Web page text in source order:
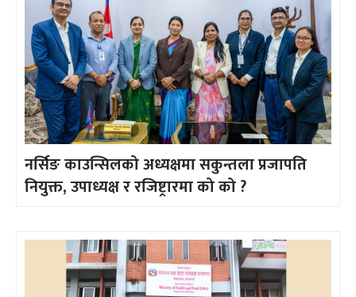
नर्सिङ काउन्सिलको अध्यक्षमा सकुन्तला प्रजापति
नियुक्त, उपाध्यक्ष र रजिष्ट्रारमा को को ?